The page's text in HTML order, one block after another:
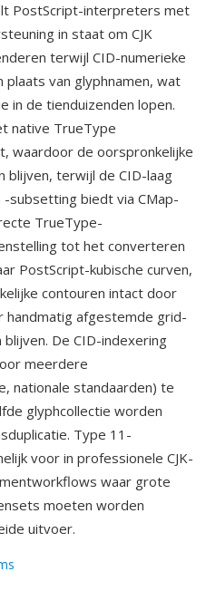
PostScript-interpreters met
in staat om CJK
terwijl CID-numerieke
van glyphnamen, wat
in de tienduizenden lopen.
native TrueType
waardoor de oorspronkelijke
blijven, terwijl de CID-laag
subsetting biedt via CMap-
TrueType-
tot het converteren
PostScript-kubische curven,
contouren intact door
handmatig afgestemde grid-
De CID-indexering
meerdere
nationale standaarden) te
glyphcollectie worden
Type 11-
voor in professionele CJK-
waar grote
moeten worden
uitvoer.